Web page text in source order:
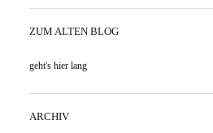
ZUM ALTEN BLOG
geht's hier lang
ARCHIV